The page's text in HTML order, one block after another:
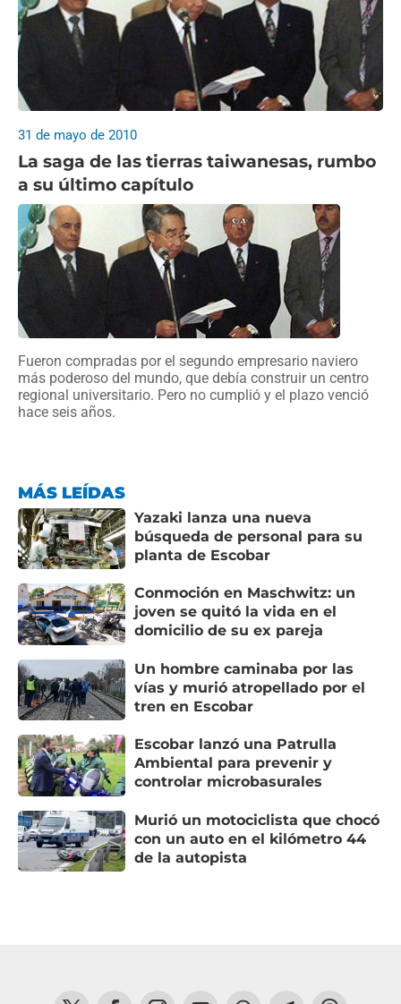
La saga de las tierras taiwanesas, rumbo
a su último capítulo
31 de mayo de 2010
Fueron compradas por el segundo empresario naviero
más poderoso del mundo, que debía construir un centro
regional universitario. Pero no cumplió y el plazo venció
hace seis años.
MÁS LEÍDAS
Yazaki lanza una nueva
búsqueda de personal para su
planta de Escobar
Conmoción en Maschwitz: un
joven se quitó la vida en el
domicilio de su ex pareja
Un hombre caminaba por las
vías y murió atropellado por el
tren en Escobar
Escobar lanzó una Patrulla
Ambiental para prevenir y
controlar microbasurales
Murió un motociclista que chocó
con un auto en el kilómetro 44
de la autopista